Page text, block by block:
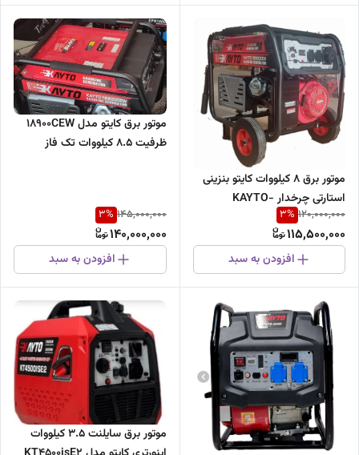
موتور برق 8 کیلووات کایتو بنزینی
استارتی چرخدار KAYTO-
18000CEW | موتوربرق 8000 وات
120,000,000
3%
115,500,000
افزودن به سبد
موتور برق کایتو مدل 18900CEW
ظرفیت ۸.۵ کیلووات تک فاز
145,000,000
3%
140,000,000
افزودن به سبد
موتور برق سایلنت 3.5 کیلووات